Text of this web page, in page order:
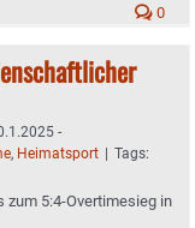
0
-
, Heimatsport | Tags:
5:4-Overtimesieg in